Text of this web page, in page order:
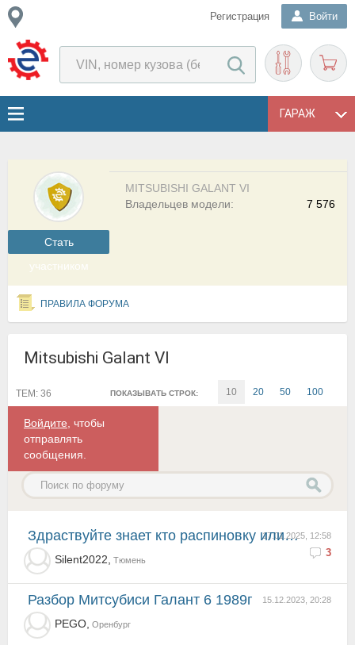
Регистрация Войти
ГАРАЖ
Cтать
участником
MITSUBISHI GALANT VI
7 576
Владельцев модели:
ПРАВИЛА ФОРУМА
Mitsubishi Galant VI
ПОКАЗЫВАТЬ СТРОК: 10 20 50 100
ТЕМ: 36
Войдите , чтобы
отправлять
сообщения.
17.01.2025, 12:58
3
Здраствуйте знает кто распиновку или схему на Эбу 4g37
Silent2022, Тюмень
15.12.2023, 20:28
Разбор Митсубиси Галант 6 1989г
PEGO, Оренбург